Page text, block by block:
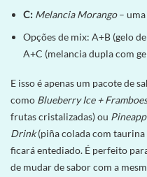
C: Melancia Morango– uma
Opções de mix: A+B (gelo
A+C (melancia dupla com
E isso é apenas um pacote de
como Blueberry Ice +
frutas cristalizadas) ou
Drink(piña colada com taurina
ficará entediado. É perfeito
de mudar de sabor com a